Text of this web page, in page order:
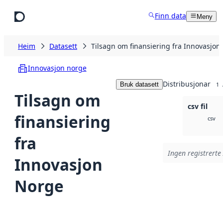
Finn data Meny
Heim Datasett Tilsagn om finansiering fra Innovasjon
Innovasjon norge
Tilsagn om
finansiering
fra
Innovasjon
Norge
Bruk datasett Distribusjonar 1
csv fil
csv
Ingen